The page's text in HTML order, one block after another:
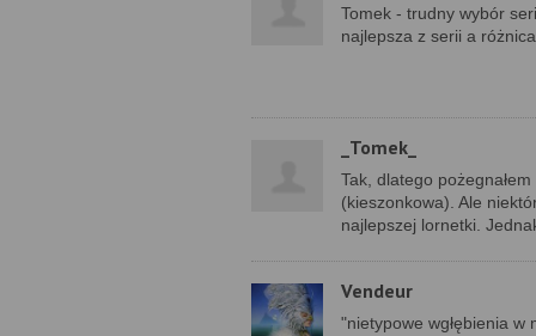
Tomek - trudny wybór
najlepsza z serii a
_Tomek_
Tak, dlatego
(kieszonkowa). Ale
najlepszej lornetki.
Vendeur
"nietypowe wgłębienia w